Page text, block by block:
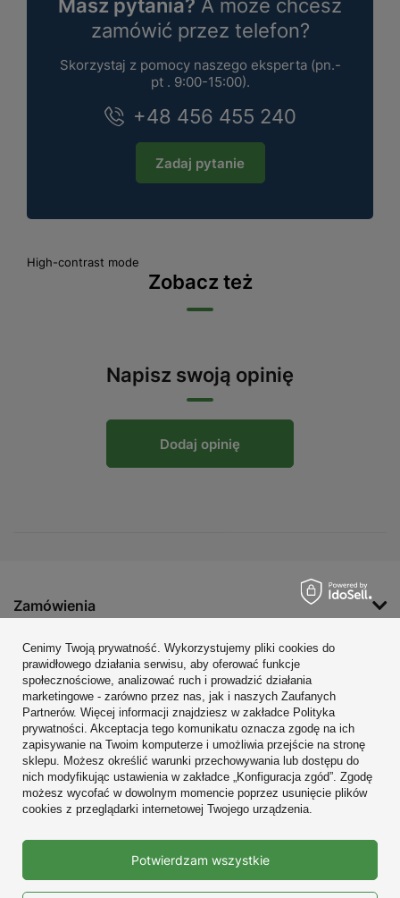
Masz pytania? A może chcesz
zamówić przez telefon?
Skorzystaj z pomocy naszego eksperta (pn.-
pt . 9:00-15:00).
+48 456 455 240
Zadaj pytanie
High-contrast mode
Zobacz też
Napisz swoją opinię
Dodaj opinię
Zamówienia
Regulaminy
Zobacz również
W sklepie prezentujemy ceny brutto (z VAT).
Cenimy Twoją prywatność. Wykorzystujemy pliki cookies do
prawidłowego działania serwisu, aby oferować funkcje
społecznościowe, analizować ruch i prowadzić działania
marketingowe - zarówno przez nas, jak i naszych Zaufanych
Partnerów. Więcej informacji znajdziesz w zakładce Polityka
prywatności. Akceptacja tego komunikatu oznacza zgodę na ich
zapisywanie na Twoim komputerze i umożliwia przejście na stronę
sklepu. Możesz określić warunki przechowywania lub dostępu do
nich modyfikując ustawienia w zakładce „Konfiguracja zgód”. Zgodę
możesz wycofać w dowolnym momencie poprzez usunięcie plików
cookies z przeglądarki internetowej Twojego urządzenia.
Potwierdzam wszystkie